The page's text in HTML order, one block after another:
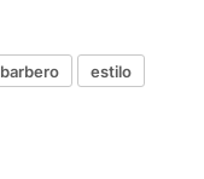
barbero
estilo